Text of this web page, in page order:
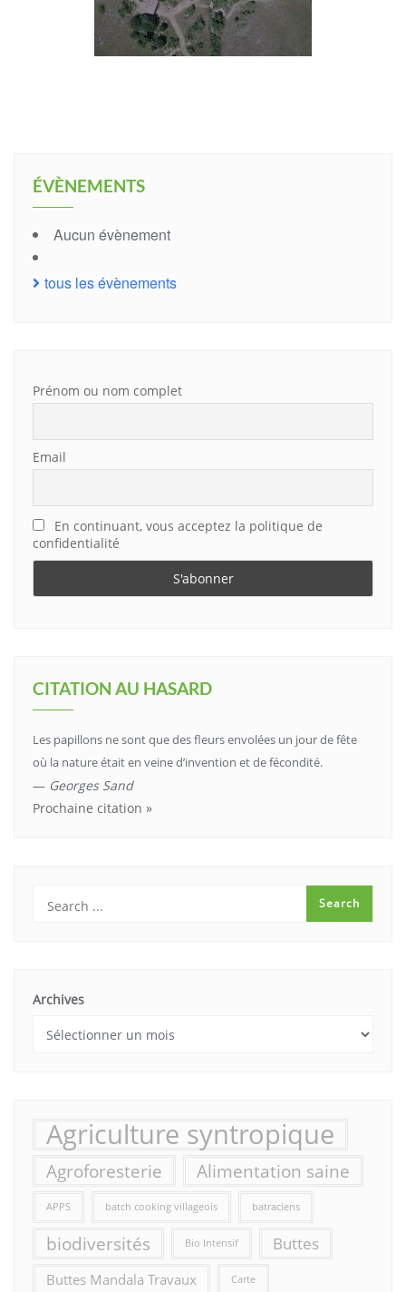
ÉVÈNEMENTS
Aucun évènement
tous les évènements
Prénom ou nom complet
Email
En continuant, vous acceptez la politique de
confidentialité
CITATION AU HASARD
Les papillons ne sont que des fleurs envolées un jour de fête
où la nature était en veine d’invention et de fécondité.
— Georges Sand
Prochaine citation »
Archives
Agriculture syntropique
Agroforesterie Alimentation saine
APPS batch cooking villageois batraciens
biodiversités Bio Intensif Buttes
Buttes Mandala Travaux Carte